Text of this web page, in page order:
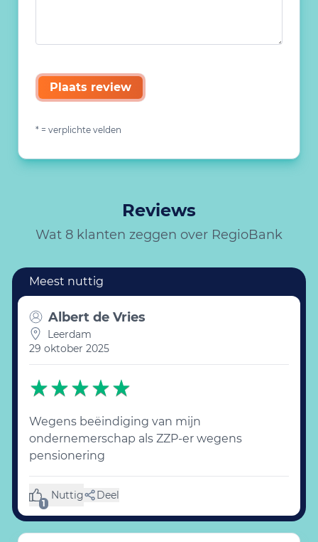
Plaats review
* = verplichte velden
Reviews
Wat 8 klanten zeggen over RegioBank
Albert de Vries
Leerdam
29 oktober 2025
Wegens beëindiging van mijn
ondernemerschap als ZZP-er wegens
pensionering
1
Nuttig
(1 like) Deel